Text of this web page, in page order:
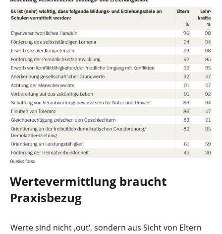
Wertevermittlung braucht
Praxisbezug
Werte sind nicht ‚out‘, sondern aus Sicht von Eltern